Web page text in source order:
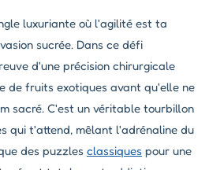
luxuriante où l'agilité est ta
sucrée. Dans ce défi
d'une précision chirurgicale
de fruits exotiques avant qu'elle ne
sacré. C'est un véritable tourbillon
qui t'attend, mêlant l'adrénaline du
des puzzles classiques pour une